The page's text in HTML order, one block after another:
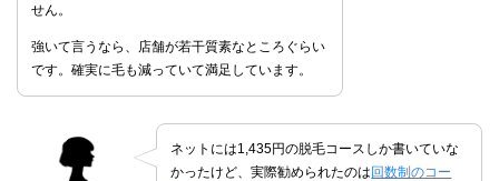
せん。
強いて言うなら、店舗が若干質素なところぐらい
です。確実に毛も減っていて満足しています。
ネットには1,435円の脱毛コースしか書いていな
かったけど、実際勧められたのは回数制のコー